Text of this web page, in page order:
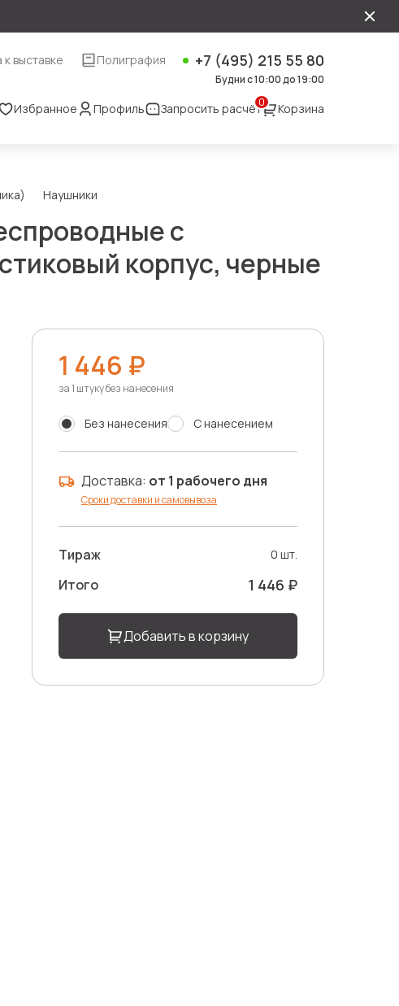
выставке Полиграфия +7 (495) 215 55 80
Будни с 10:00 до 19:00
Избранное Профиль Запросить расчёт Корзина
0
Наушники
с
корпус, черные
1 446 ₽
за 1 штуку без нанесения
Без нанесения С нанесением
Доставка: от 1 рабочего дня
Сроки доставки и самовывоза
Тираж 0 шт.
Итого 1 446 ₽
Добавить в корзину